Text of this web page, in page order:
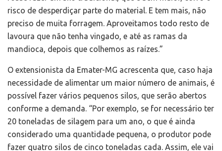
risco de desperdiçar parte do material. E tem mais, não
preciso de muita forragem. Aproveitamos todo resto de
lavoura que não tenha vingado, e até as ramas da
mandioca, depois que colhemos as raízes.”
O extensionista da Emater-MG acrescenta que, caso haja
necessidade de alimentar um maior número de animais, é
possível fazer vários pequenos silos, que serão abertos
conforme a demanda. “Por exemplo, se for necessário ter
20 toneladas de silagem para um ano, o que é ainda
considerado uma quantidade pequena, o produtor pode
fazer quatro silos de cinco toneladas cada. Assim, ele vai